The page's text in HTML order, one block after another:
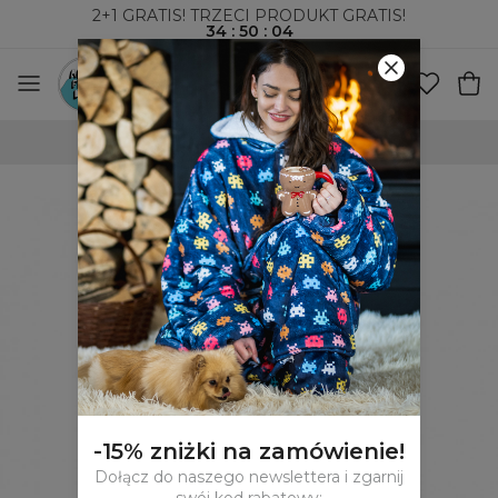
2+1 GRATIS! TRZECI PRODUKT GRATIS!
34 : 50 : 03
WYSYŁKA ZA POBRANIEM I DO PACZKOMATÓW
-15% zniżki na zamówienie!
Dołącz do naszego newslettera i zgarnij